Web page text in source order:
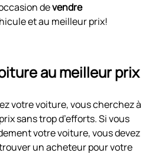
devendre
et au meilleur prix!
au meilleur prix
votre voiture, vous cherchez à
sans trop d’efforts. Si vous
votre voiture, vous devez
un acheteur pour votre